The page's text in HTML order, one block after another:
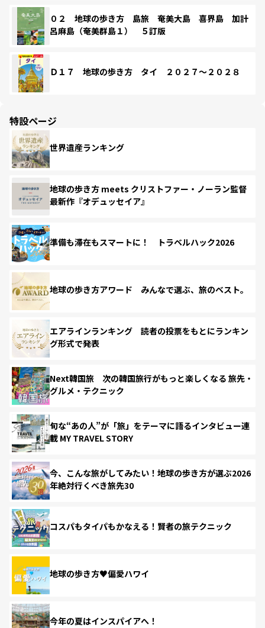
０２ 地球の歩き方 島旅 奄美大島 喜界島 加計
呂麻島（奄美群島１） ５訂版
Ｄ１７ 地球の歩き方 タイ ２０２７～２０２８
特設ページ
世界遺産ランキング
地球の歩き方 meets クリストファー・ノーラン監督
最新作『オデュッセイア』
準備も滞在もスマートに！ トラベルハック2026
地球の歩き方アワード みんなで選ぶ、旅のベスト。
エアラインランキング 読者の投票をもとにランキン
グ形式で発表
Next韓国旅 次の韓国旅行がもっと楽しくなる 旅先・
グルメ・テクニック
旬な“あの人”が「旅」をテーマに語るインタビュー連
載 MY TRAVEL STORY
今、こんな旅がしてみたい！地球の歩き方が選ぶ2026
年絶対行くべき旅先30
コスパもタイパもかなえる！賢者の旅テクニック
地球の歩き方♥偏愛ハワイ
今年の夏はインスパイアへ！